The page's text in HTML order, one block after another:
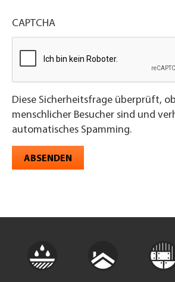
CAPTCHA
Diese Sicherheitsfrage überprüft,
menschlicher Besucher sind und
automatisches Spamming.
ABSENDEN